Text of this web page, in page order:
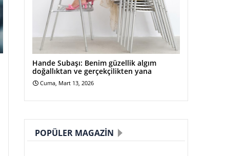
Hande Subaşı: Benim güzellik algım
doğallıktan ve gerçekçilikten yana
Cuma, Mart 13, 2026
POPÜLER MAGAZIN